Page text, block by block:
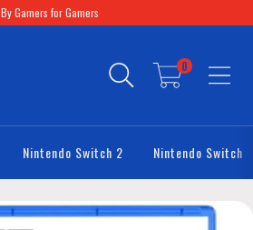
By Gamers for Gamers
0
Nintendo Switch 2 Nintendo Switch